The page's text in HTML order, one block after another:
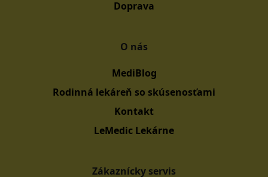
Doprava
O nás
MediBlog
Rodinná lekáreň so skúsenosťami
Kontakt
LeMedic Lekárne
Zákaznícky servis